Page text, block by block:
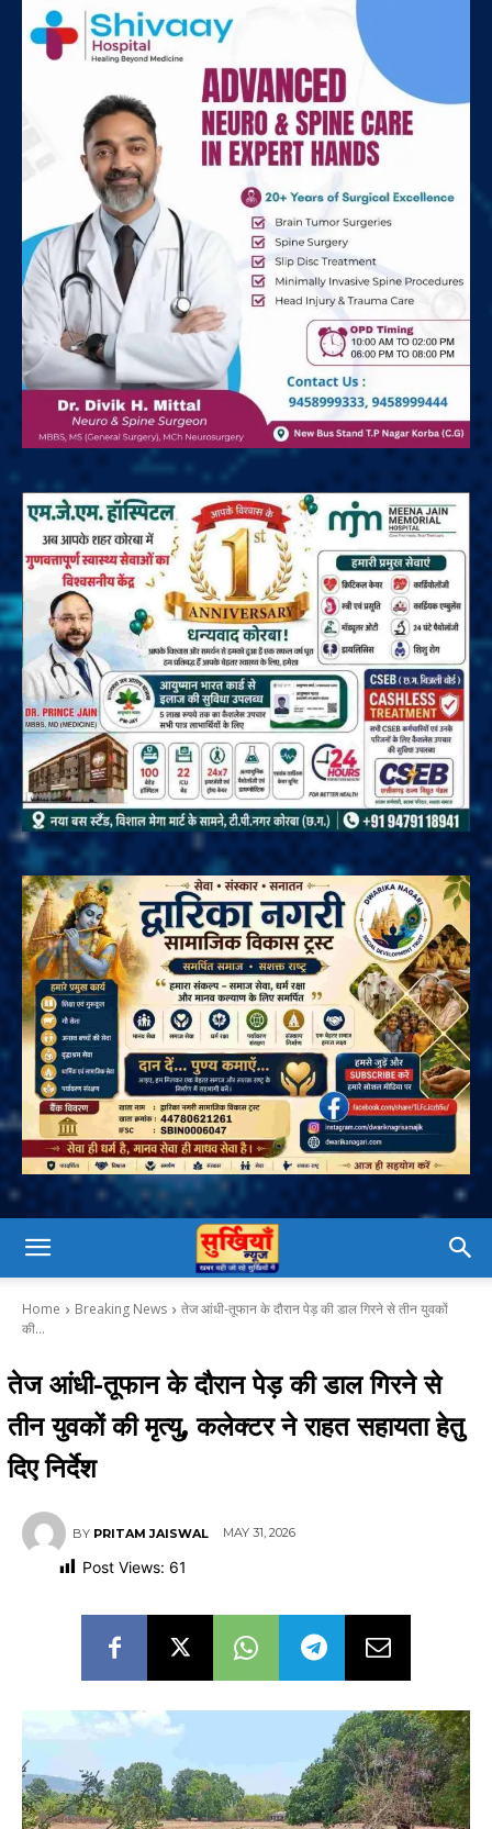
Home Breaking News
तेज आंधी-तूफान के दौरान पेड़ की डाल गिरने से तीन युवकों
की...
तेज आंधी-तूफान के दौरान पेड़ की डाल गिरने से
तीन युवकों की मृत्यु, कलेक्टर ने राहत सहायता हेतु
दिए निर्देश
BY PRITAM JAISWAL MAY 31, 2026
Post Views: 61